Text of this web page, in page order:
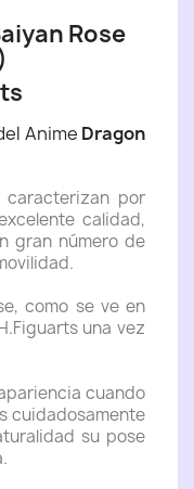
Rose
Anime Dragon
por
calidad,
gran número de
como se ve en
una vez
cuando
cuidadosamente
su pose